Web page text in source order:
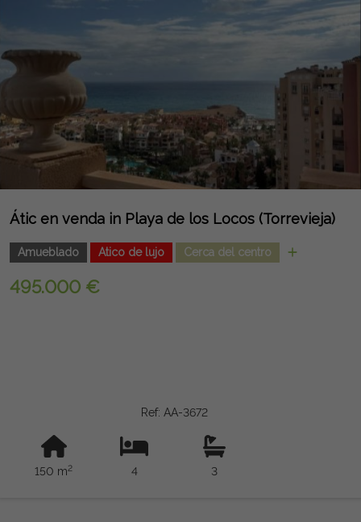
Átic en venda in Playa de los Locos (Torrevieja)
Amueblado Atico de lujo Cerca del centro
495.000 €
Ref: AA-3672
150 m2 4 3